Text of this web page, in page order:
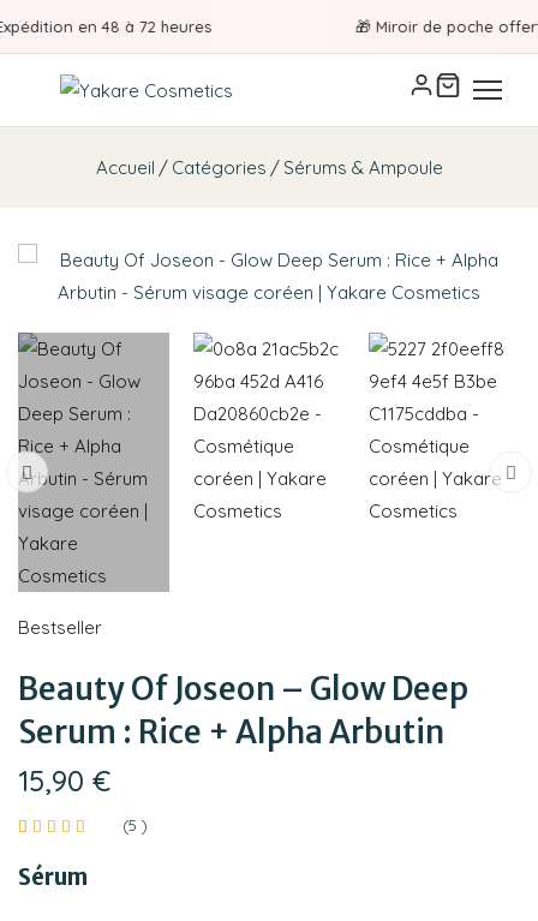
en 48 à 72 heures 🎁 Miroir de poche offert
Accueil Catégories Sérums & Ampoule
Bestseller
Beauty Of Joseon – Glow Deep
Serum : Rice + Alpha Arbutin
15,90 €
4.80
5 basé
(5 )
Sérum